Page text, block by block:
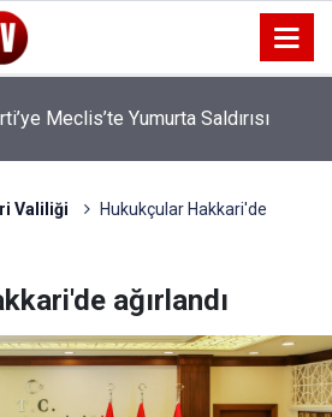
Meclis’te Yumurta Saldırısı
Boğazı İçin Yeni Şart
Valiliği
Hukukçular Hakkari'de
ağırlandı